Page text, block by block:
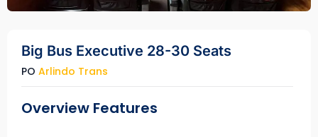
Big Bus Executive 28-30 Seats
PO Arlindo Trans
Overview Features